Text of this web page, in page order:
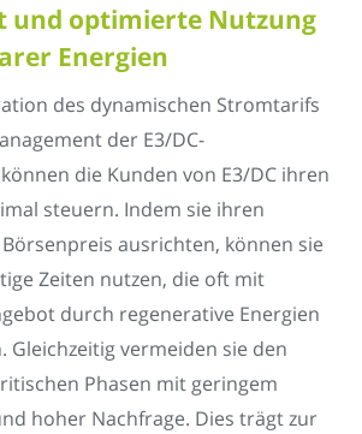
und optimierte Nutzung
Energien
des dynamischen Stromtarifs
der E3/DC-
die Kunden von E3/DC ihren
steuern. Indem sie ihren
ausrichten, können sie
Zeiten nutzen, die oft mit
durch regenerative Energien
Gleichzeitig vermeiden sie den
Phasen mit geringem
hoher Nachfrage. Dies trägt zur